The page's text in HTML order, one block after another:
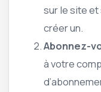
sur le site
créer un.
Abonnez-
à votre